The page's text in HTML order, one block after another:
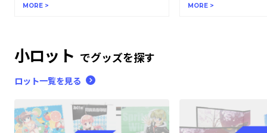
MORE > MORE >
小ロット でグッズを探す
ロット一覧を見る